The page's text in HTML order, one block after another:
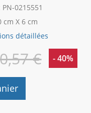
PN-0215551
cm X 6 cm
détaillées
€ - 40%